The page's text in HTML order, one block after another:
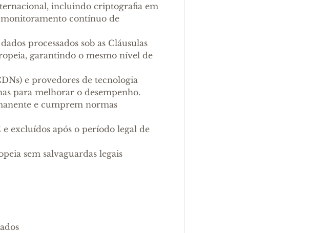
incluindo criptografia em
monitoramento contínuo de
processados sob as Cláusulas
garantindo o mesmo nível de
e provedores de tecnologia
para melhorar o desempenho.
e cumprem normas
excluídos após o período legal de
sem salvaguardas legais